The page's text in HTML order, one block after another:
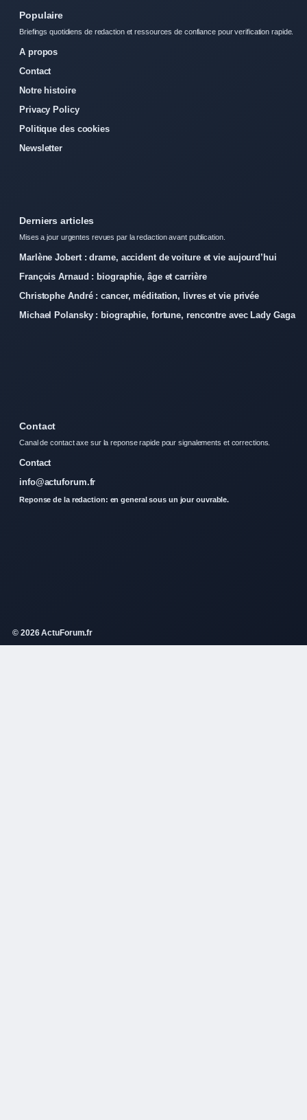
Populaire
Briefings quotidiens de redaction et ressources de confiance pour verification rapide.
A propos
Contact
Notre histoire
Privacy Policy
Politique des cookies
Newsletter
Derniers articles
Mises a jour urgentes revues par la redaction avant publication.
Marlène Jobert : drame, accident de voiture et vie aujourd’hui
François Arnaud : biographie, âge et carrière
Christophe André : cancer, méditation, livres et vie privée
Michael Polansky : biographie, fortune, rencontre avec Lady Gaga
Contact
Canal de contact axe sur la reponse rapide pour signalements et corrections.
Contact
info@actuforum.fr
Reponse de la redaction: en general sous un jour ouvrable.
© 2026 ActuForum.fr